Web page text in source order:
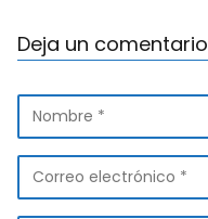
Deja un comentario